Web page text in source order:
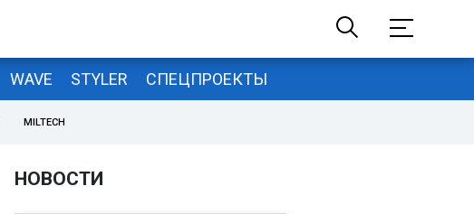
WAVE STYLER СПЕЦПРОЕКТЫ
MILTECH
НОВОСТИ